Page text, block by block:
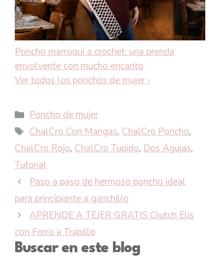
Poncho marroquí a crochet: una prenda
envolvente con mucho encanto
Ver todos los ponchos de mujer›
Categorías
Poncho de mujer
Etiquetas
ChalCro Con Mangas,ChalCro Poncho,
ChalCro Rojo, ChalCro Tupido, Dos Agujas,
Tutorial
Paso a paso de hermoso poncho ideal
para principiante a ganchillo
APRENDE A TEJER GRATIS Clutch Elis
con Forro a Trapillo
Buscar en este blog